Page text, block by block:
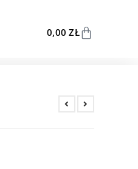
0,00ZŁ